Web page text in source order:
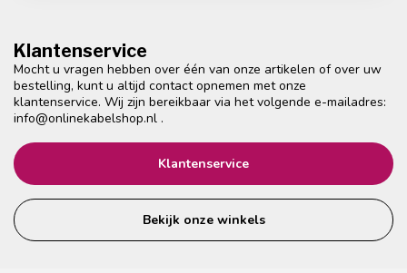
Klantenservice
Mocht u vragen hebben over één van onze artikelen of over uw
bestelling, kunt u altijd contact opnemen met onze
klantenservice. Wij zijn bereikbaar via het volgende e-mailadres:
info@onlinekabelshop.nl .
Klantenservice
Bekijk onze winkels